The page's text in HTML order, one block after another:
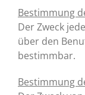
Bestimmung
Der Zweck
über den
bestimmbar.
Bestimmung